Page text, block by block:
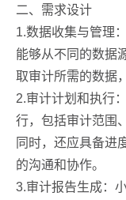
二、需求设计
1.数据收集与管理
能够从不同的数据
取审计所需的数据
2.审计计划和执行
行，包括审计范围
同时，还应具备进
的沟通和协作。
3.审计报告生成：